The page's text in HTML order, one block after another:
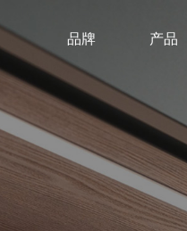
品牌 产品